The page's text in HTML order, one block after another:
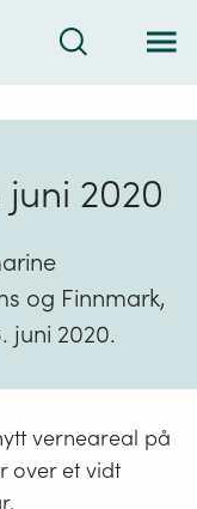
Søk
2020
og Finnmark,
juni 2020.
verneareal på
over et vidt